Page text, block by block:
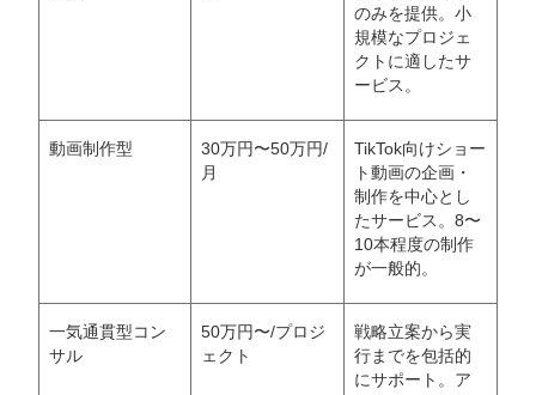
会社概要資料をダウンロー
〒160-0023 東京都新宿区西新宿3丁目8番3号 新
のみを提供。小
規模なプロジェ
クトに適したサ
ービス。
動画制作型
30万円〜50万円/
月
TikTok向けショー
ト動画の企画・
制作を中心とし
たサービス。8〜
10本程度の制作
が一般的。
一気通貫型コン
サル
50万円〜/プロジ
ェクト
戦略立案から実
行までを包括的
にサポート。ア